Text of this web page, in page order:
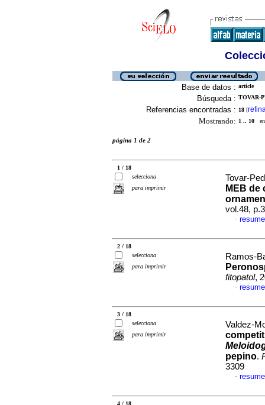
Base de datos : article
Búsqueda : TOVAR-
Referencias encontradas : 18 [
Mostrando: 1 .. 10 en
página 1 de 2
1 / 18
selecciona
para imprimir
Tovar-
MEB
vol.48,
·
2 / 18
selecciona
para imprimir
Ramos-
fitopatol,
·
3 / 18
selecciona
para imprimir
Valdez-
pepino.
3309
·
4 / 18